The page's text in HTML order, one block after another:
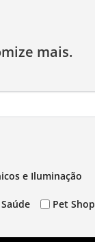
mais.
e Iluminação
Pet Shop